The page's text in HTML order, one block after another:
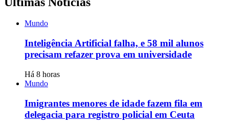
Mundo
Inteligência Artificial falha, e 58 mil alunos
precisam refazer prova em universidade
Há 8 horas
Mundo
Imigrantes menores de idade fazem fila em
delegacia para registro policial em Ceuta